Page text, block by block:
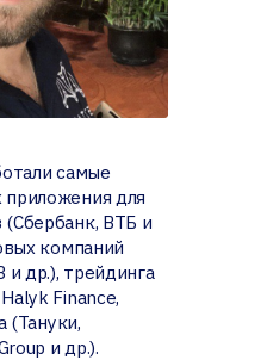
самые
для
ВТБ и
компаний
и др.), трейдинга
Finance,
(Тануки,
и др.).